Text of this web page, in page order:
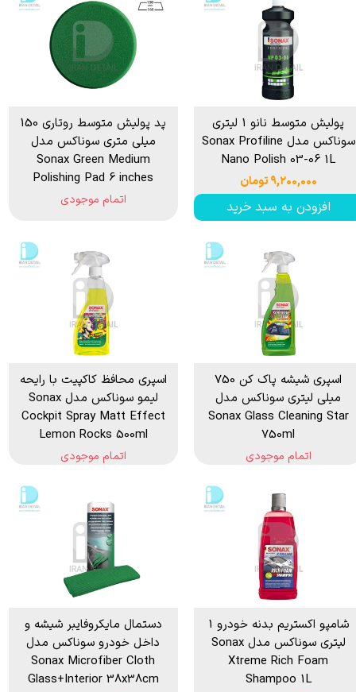
پولیش متوسط نانو 1 لیتری
سوناکس مدل Sonax Profiline
Nano Polish 03-06 1L
۹,۲۰۰,۰۰۰ تومان
افزودن به سبد خرید
پد پولیش متوسط روتاری 150
میلی متری سوناکس مدل
Sonax Green Medium
Polishing Pad 6 inches
اتمام موجودی
اسپری شیشه پاک کن 750
میلی لیتری سوناکس مدل
Sonax Glass Cleaning Star
750ml
اتمام موجودی
اسپری محافظ کاکپیت با رایحه
لیمو سوناکس مدل Sonax
Cockpit Spray Matt Effect
Lemon Rocks 500ml
اتمام موجودی
شامپو اکستریم بدنه خودرو 1
لیتری سوناکس مدل Sonax
Xtreme Rich Foam
Shampoo 1L
دستمال مایکروفایبر شیشه و
داخل خودرو سوناکس مدل
Sonax Microfiber Cloth
Glass+Interior 38x38cm